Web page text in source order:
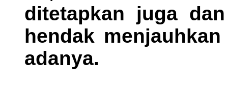
ditetapkan juga
hendak
adanya.